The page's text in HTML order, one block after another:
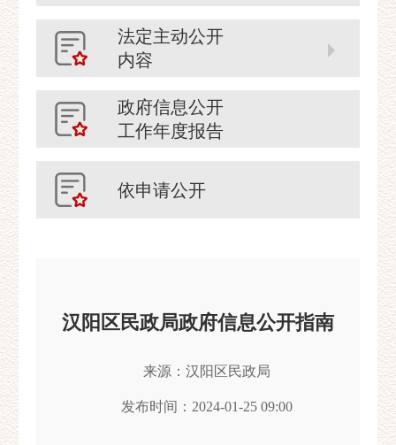
法定主动公开
内容
政府信息公开
工作年度报告
依申请公开
汉阳区民政局政府信息公开指南
来源：汉阳区民政局
发布时间：2024-01-25 09:00